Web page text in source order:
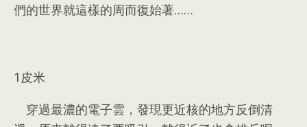
們的世界就這樣的周而復始著……
1 皮米
穿過最濃的電子雲 ， 發現更近核的地方反倒清